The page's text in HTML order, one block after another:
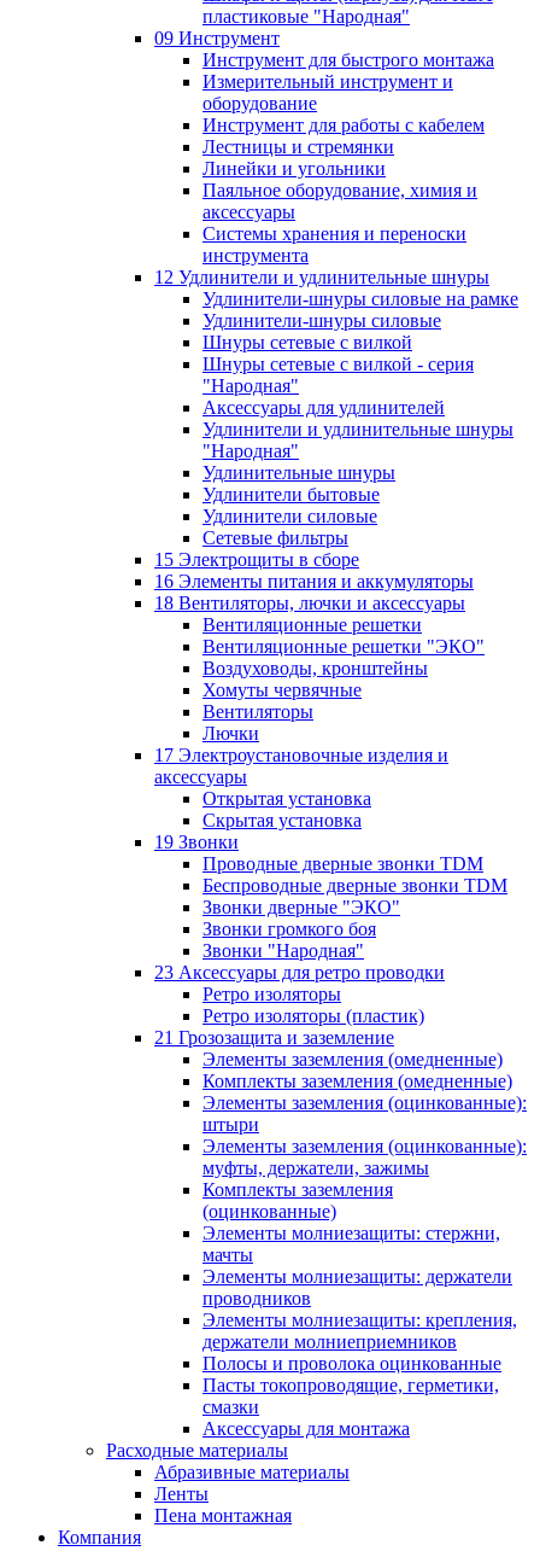
пластиковые "Народная"
09 Инструмент
Инструмент для быстрого монтажа
Измерительный инструмент и
оборудование
Инструмент для работы с кабелем
Лестницы и стремянки
Линейки и угольники
Паяльное оборудование, химия и
аксессуары
Системы хранения и переноски
инструмента
12 Удлинители и удлинительные шнуры
Удлинители-шнуры силовые на рамке
Удлинители-шнуры силовые
Шнуры сетевые с вилкой
Шнуры сетевые с вилкой - серия
"Народная"
Аксессуары для удлинителей
Удлинители и удлинительные шнуры
"Народная"
Удлинительные шнуры
Удлинители бытовые
Удлинители силовые
Сетевые фильтры
15 Электрощиты в сборе
16 Элементы питания и аккумуляторы
18 Вентиляторы, лючки и аксессуары
Вентиляционные решетки
Вентиляционные решетки "ЭКО"
Воздуховоды, кронштейны
Хомуты червячные
Вентиляторы
Лючки
17 Электроустановочные изделия и
аксессуары
Открытая установка
Скрытая установка
19 Звонки
Проводные дверные звонки TDM
Беспроводные дверные звонки TDM
Звонки дверные "ЭКО"
Звонки громкого боя
Звонки "Народная"
23 Аксессуары для ретро проводки
Ретро изоляторы
Ретро изоляторы (пластик)
21 Грозозащита и заземление
Элементы заземления (омедненные)
Комплекты заземления (омедненные)
Элементы заземления (оцинкованные):
штыри
Элементы заземления (оцинкованные):
муфты, держатели, зажимы
Комплекты заземления
(оцинкованные)
Элементы молниезащиты: стержни,
мачты
Элементы молниезащиты: держатели
проводников
Элементы молниезащиты: крепления,
держатели молниеприемников
Полосы и проволока оцинкованные
Пасты токопроводящие, герметики,
смазки
Аксессуары для монтажа
Расходные материалы
Абразивные материалы
Ленты
Пена монтажная
Компания